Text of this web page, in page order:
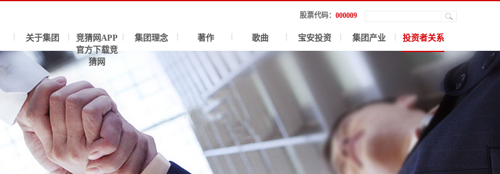
股票代码： 000009
关于集团
竞猜网APP
官方下载竞
猜网
集团理念 著作 歌曲 宝安投资 集团产业 投资者关系